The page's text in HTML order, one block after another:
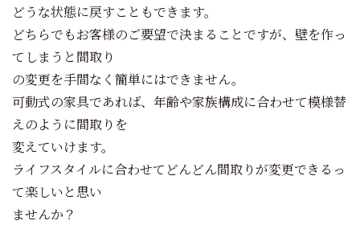
どうな状態に戻すこともできます。
どちらでもお客様のご要望で決まることですが、壁を作っ
てしまうと間取り
の変更を手間なく簡単にはできません。
可動式の家具であれば、年齢や家族構成に合わせて模様替
えのように間取りを
変えていけます。
ライフスタイルに合わせてどんどん間取りが変更できるっ
て楽しいと思い
ませんか？